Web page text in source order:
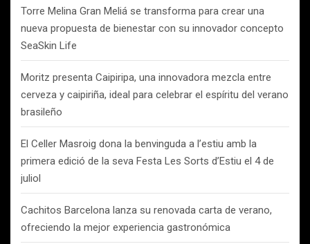
Torre Melina Gran Meliá se transforma para crear una
nueva propuesta de bienestar con su innovador concepto
SeaSkin Life
Moritz presenta Caipiripa, una innovadora mezcla entre
cerveza y caipiriña, ideal para celebrar el espíritu del verano
brasileño
El Celler Masroig dona la benvinguda a l’estiu amb la
primera edició de la seva Festa Les Sorts d’Estiu el 4 de
juliol
Cachitos Barcelona lanza su renovada carta de verano,
ofreciendo la mejor experiencia gastronómica